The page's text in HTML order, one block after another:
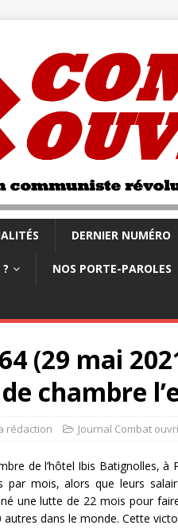
DERNIER NUMÉRO
NOS PORTE-PAROLES
(29 mai
chambre
rédaction Journal Combat
de l’hôtel Ibis Batignolles,
par mois, alors que leurs
une lutte de 22 mois pour
dans le monde. Cette